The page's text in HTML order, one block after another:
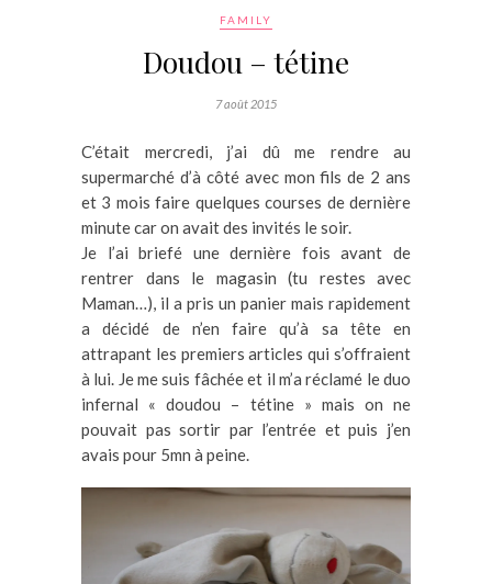
FAMILY
Doudou – tétine
7 août 2015
C’était mercredi, j’ai dû me rendre au
supermarché d’à côté avec mon fils de 2 ans
et 3 mois faire quelques courses de dernière
minute car on avait des invités le soir.
Je l’ai briefé une dernière fois avant de
rentrer dans le magasin (tu restes avec
Maman…), il a pris un panier mais rapidement
a décidé de n’en faire qu’à sa tête en
attrapant les premiers articles qui s’offraient
à lui. Je me suis fâchée et il m’a réclamé le duo
infernal « doudou – tétine » mais on ne
pouvait pas sortir par l’entrée et puis j’en
avais pour 5mn à peine.